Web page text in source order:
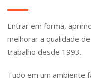
Entrar em forma,
melhorar a qualidade
trabalho desde 1993.
Tudo em um ambiente